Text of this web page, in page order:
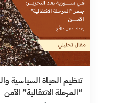
تنظيم الحياة السياسية
“المرحلة الانتقالية” الآمن